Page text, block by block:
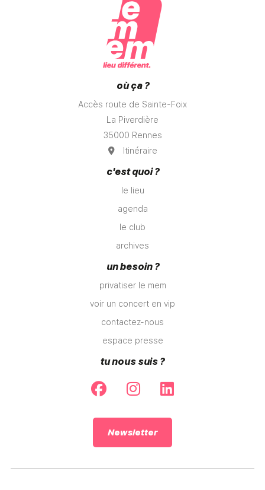
où ça ?
Accès route de Sainte-Foix
La Piverdière
35000 Rennes
Itinéraire
c'est quoi ?
le lieu
agenda
le club
archives
un besoin ?
privatiser le mem
voir un concert en vip
contactez-nous
espace presse
tu nous suis ?
Newsletter